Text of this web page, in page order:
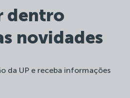
dentro
novidades
da UP e receba informações